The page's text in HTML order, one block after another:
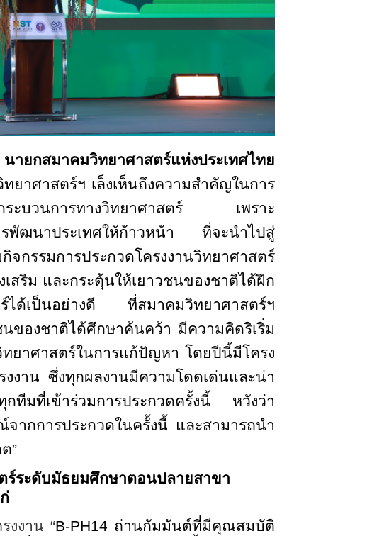
กสมาคมวิทยาศาสตร์แห่งประเทศไทย
ยาศาสตร์ฯ เล็งเห็นถึงความสำคัญในการ
ะกระบวนการทางวิทยาศาสตร์ เพราะ
รพัฒนาประเทศให้ก้าวหน้า ที่จะนำไปสู่
รรมการประกวดโครงงานวิทยาศาสตร์
ริม และกระตุ้นให้เยาวชนของชาติได้ฝึก
ร์ได้เป็นอย่างดี ที่สมาคมวิทยาศาสตร์ฯ
ของชาติได้ศึกษาค้นคว้า มีความคิดริเริ่ม
ยาศาสตร์ในการแก้ปัญหา โดยปีนี้มีโครง
งงาน ซึ่งทุกผลงานมีความโดดเด่นและน่า
มที่เข้าร่วมการประกวดครั้งนี้ หวังว่า
จากการประกวดในครั้งนี้ และสามารถนำ
”
ร์ระดับมัธยมศึกษาตอนปลายสาขา
งงาน “B-PH14 ถ่านกัมมันต์ที่มีคุณสมบัติ